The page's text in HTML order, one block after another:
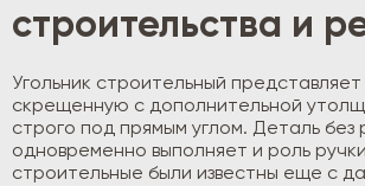
строительства и
Угольник строительный
скрещенную с дополнительной
строго под прямым углом. Деталь без
одновременно выполняет и роль
строительные были известны еще с